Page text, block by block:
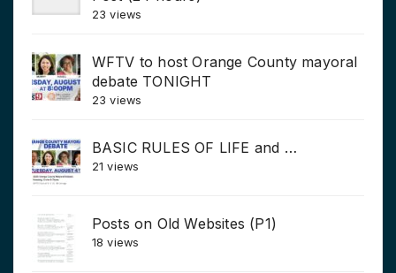
23 views
WFTV to host Orange County mayoral
debate TONIGHT
23 views
BASIC RULES OF LIFE and …
21 views
Posts on Old Websites (P1)
18 views